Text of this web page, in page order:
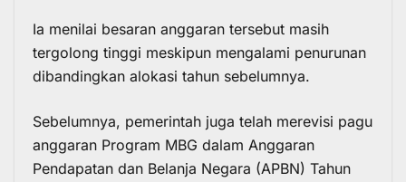
Ia menilai besaran anggaran tersebut masih
tergolong tinggi meskipun mengalami penurunan
dibandingkan alokasi tahun sebelumnya.
Sebelumnya, pemerintah juga telah merevisi pagu
anggaran Program MBG dalam Anggaran
Pendapatan dan Belanja Negara (APBN) Tahun